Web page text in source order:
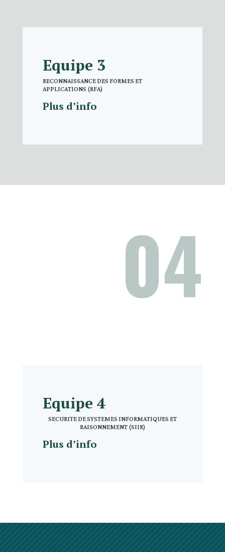
Equipe 3
RECONNAISSANCE DES FORMES ET
APPLICATIONS (RFA)
Plus d’info
04
Equipe 4
SECURITE DE SYSTEMES INFORMATIQUES ET
RAISONNEMENT (SIIR)
Plus d’info